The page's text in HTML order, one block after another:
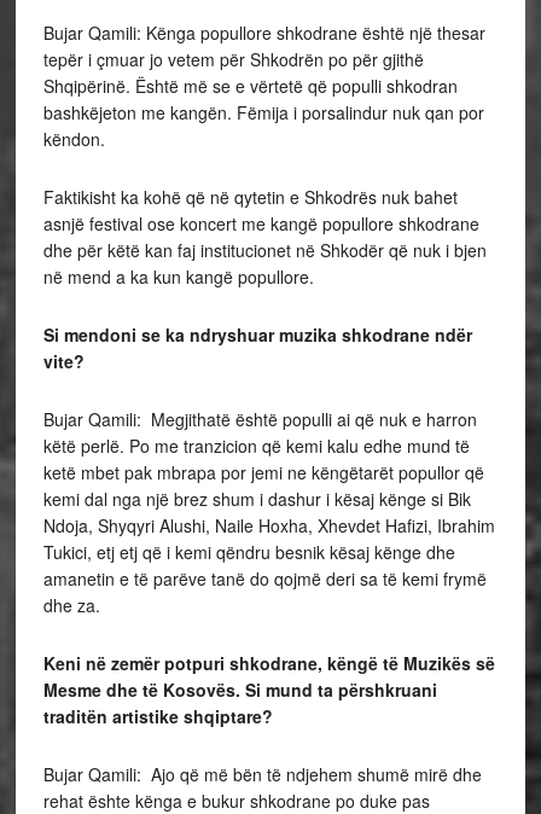
Bujar Qamili: Kënga popullore shkodrane është një thesar
tepër i çmuar jo vetem për Shkodrën po për gjithë
Shqipërinë. Është më se e vërtetë që populli shkodran
bashkëjeton me kangën. Fëmija i porsalindur nuk qan por
këndon.
Faktikisht ka kohë që në qytetin e Shkodrës nuk bahet
asnjë festival ose koncert me kangë popullore shkodrane
dhe për këtë kan faj institucionet në Shkodër që nuk i bjen
në mend a ka kun kangë popullore.
Si mendoni se ka ndryshuar muzika shkodrane ndër
vite?
Bujar Qamili: Megjithatë është populli ai që nuk e harron
këtë perlë. Po me tranzicion që kemi kalu edhe mund të
ketë mbet pak mbrapa por jemi ne këngëtarët popullor që
kemi dal nga një brez shum i dashur i kësaj kënge si Bik
Ndoja, Shyqyri Alushi, Naile Hoxha, Xhevdet Hafizi, Ibrahim
Tukici, etj etj që i kemi qëndru besnik kësaj kënge dhe
amanetin e të parëve tanë do qojmë deri sa të kemi frymë
dhe za.
Keni në zemër potpuri shkodrane, këngë të Muzikës së
Mesme dhe të Kosovës. Si mund ta përshkruani
traditën artistike shqiptare?
Bujar Qamili: Ajo që më bën të ndjehem shumë mirë dhe
rehat ështe kënga e bukur shkodrane po duke pas